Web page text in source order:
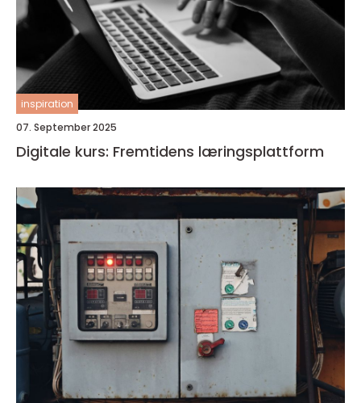
inspiration
07. September 2025
Digitale kurs: Fremtidens læringsplattform